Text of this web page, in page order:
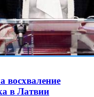
восхваление
в Латвии